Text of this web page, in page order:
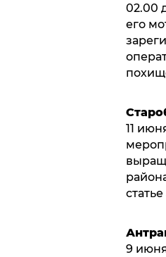
02.00
его
11
9